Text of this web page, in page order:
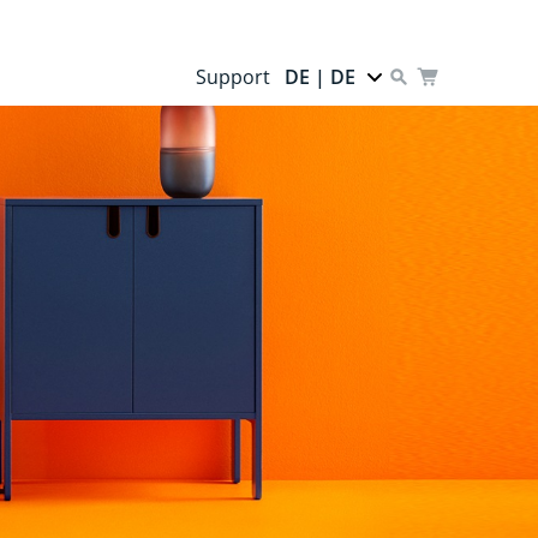
Support DE | DE